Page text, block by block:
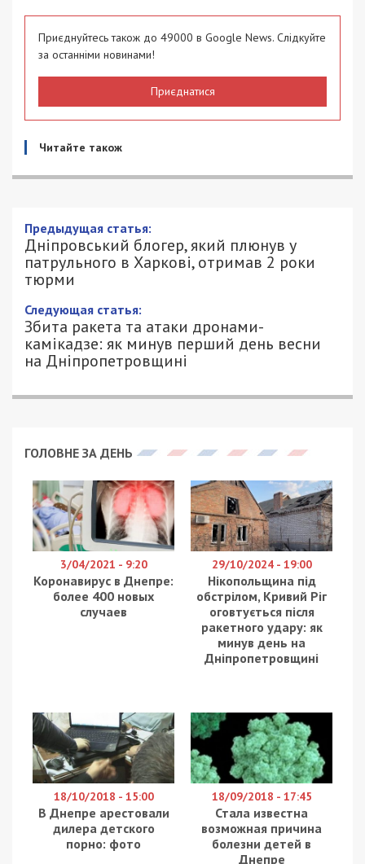
Приєднуйтесь також до 49000 в Google News. Слідкуйте
за останніми новинами!
Приєднатися
Читайте також
Дніпровський блогер, який плюнув у
патрульного в Харкові, отримав 2 роки
тюрми
1/03/2024 - 16:34
ПЕТРО ЩУКІН - СПЕЦИАЛЬНО ДЛЯ
49000.COM.UA
Відомий автоблогер з Дніпра VitosDnepr, який
плюнув у патрульного в Харкові, за рішенням
наразі триває строк на його апеляційне
оскарження. Про це повідомляє49000
посиланням на Харківську обласну прокуратуру.
Подія сталася ще 4 грудня 2021 року у Харкова.
Патрульні поліцейські зупинили автомобіль
Mercedes за порушення правил дорожнього руху,
а саме – керування транспортним засобом без
номерного знаку.